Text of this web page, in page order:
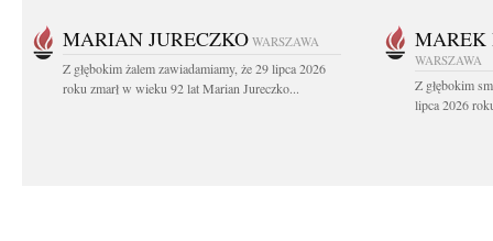
MARIAN JURECZKO WARSZAWA
Z głębokim żalem zawiadamiamy, że 29 lipca 2026
roku zmarł w wieku 92 lat Marian Jureczko...
MAREK
WARSZAWA
Z głębokim
lipca 2026